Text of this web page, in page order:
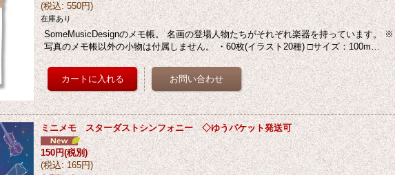
(税込: 550円)
在庫あり
SomeMusicDesignのメモ帳。 名画の登場人物たちがそれぞれ楽器を持っています。 ※
写真のメモ帳以外の小物は付属しません。 ・60枚(イラスト20種) □サイズ：100m…
ミニメモ スターダストシンフォニー ◇ゆうパケット発送可
150円(税別)
(税込: 165円)